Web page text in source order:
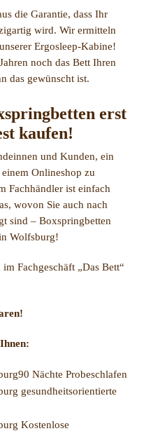
die Garantie, dass Ihr
wird. Wir ermitteln
Ergosleep-Kabine!
noch das Bett Ihren
das gewünscht ist.
erst
kaufen!
und Kunden, ein
Onlineshop zu
Fachhändler ist einfach
wovon Sie auch nach
sind – Boxspringbetten
Wolfsburg!
Fachgeschäft „Das Bett“
90 Nächte Probeschlafen
gesundheitsorientierte
Kostenlose